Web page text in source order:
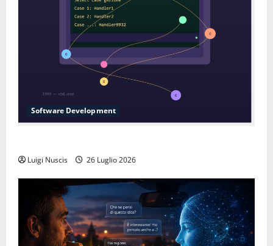
Software Development
Luigi Nuscis 26 Luglio 2026